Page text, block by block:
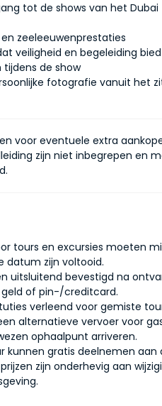
tot de shows van het Dubai
zeeleeuwenprestaties
veiligheid en begeleiding
de show
fotografie vanuit het
voor eventuele extra
zijn niet inbegrepen en
tours en excursies moeten
datum zijn voltooid.
uitsluitend bevestigd na
of pin-/creditcard.
verleend voor gemiste
alternatieve vervoer voor
ophaalpunt arriveren.
kunnen gratis deelnemen aan
zijn onderhevig aan